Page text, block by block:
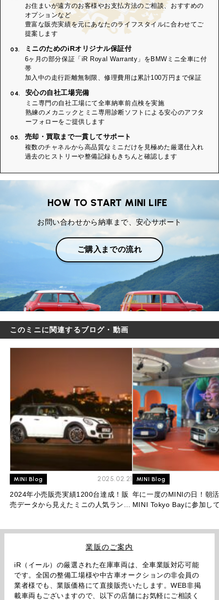
お住まいが遠方のお客様やお支払方法のご相談、おすすめの
オプションなど
豊富な販売実績を元にあなたのライフスタイルに合わせてご
提案します
03. ミニのためのiRオリジナル保証付
6ヶ月の部分保証「iR Royal Warranty」をBMWミニ全車に付
帯
加入中の走行距離無制限、修理費用は累計100万円まで保証
04. 安心の自社工場完備
ミニ専門の自社工場にて全車納車前点検を実施
熟練のメカニックとミニ専用診断ソフトによる安心のアフタ
ーフォローをご提供します
05. 売却・買取まで一貫してサポート
複数のチャネルから高品質なミニだけを見極めた厳選仕入れ
過去のヒストリーや整備記録もきちんと確認します
HOW TO START MINI LIFE
お問い合わせから納車まで、安心サポート
ご購入までの流れ
このミニに関連するブログ・動画
MINI Blog 2025.02.21
2024年小売販売実績1200台達成！販
売データから見えたミニの人気ランキ
MINI Blog
年に一度のMINIの日！朝
MINI Tokyo Bayに参加し
業販のご案内
iR（イール）の厳選された在庫車両は、全車業販対応可能
です。全国の整備工場様や中古車オークションの非会員の
業者様でも、業販価格にて直接販売いたします。WEB非掲
載車両もございますので、以下の店舗にお気軽にご相談く